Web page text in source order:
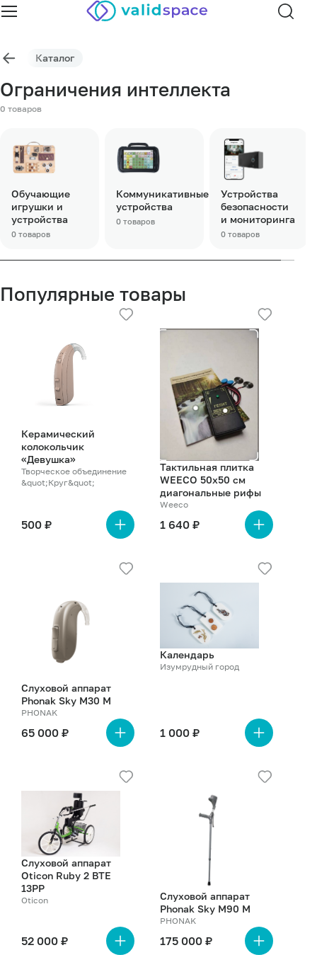
Каталог
Ограничения интеллекта
0 товаров
Обучающие
игрушки и
устройства
0 товаров
Коммуникативные
устройства
0 товаров
Устройства
безопасности
и мониторинга
0 товаров
Популярные товары
Керамический
колокольчик
«Девушка»
Творческое объединение
&quot;Круг&quot;
500 ₽
Тактильная плитка
WEECO 50х50 см
диагональные рифы
Weeco
1 640 ₽
о
Слуховой аппарат
Phonak Sky M30 M
PHONAK
65 000 ₽
Календарь
Изумрудный город
1 000 ₽
о
товаре
Слуховой аппарат
Oticon Ruby 2 BTE
13PP
Oticon
52 000 ₽
о
Слуховой аппарат
Phonak Sky M90 M
PHONAK
175 000 ₽